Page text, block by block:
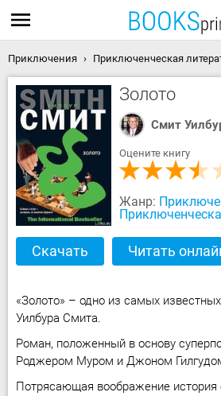
Приключения Приключенческая
Золото
Смит
Оцените книгу
Жанр:
Скачать Читать
«Золото» – одно из самых
Уилбура Смита.
Роман, положенный в основу
Роджером Муром и Джоном
Потрясающая воображение история